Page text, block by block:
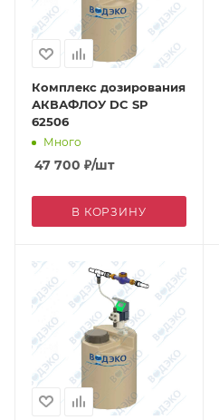
Комплекс дозирования
АКВАФЛОУ DC SP
62506
Много
47 700 ₽/шт
В КОРЗИНУ